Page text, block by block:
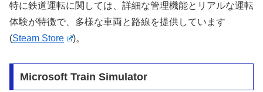
特に鉄道運転に関しては、詳細な管理機能とリアルな運転
体験が特徴で、多様な車両と路線を提供しています​
(Steam Store )​。
Microsoft Train Simulator